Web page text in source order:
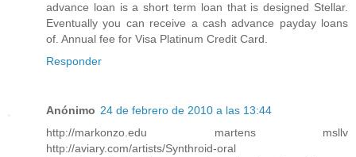
advance loan is a short term loan that is designed Stellar.
Eventually you can receive a cash advance payday loans
of. Annual fee for Visa Platinum Credit Card.
Responder
Anónimo 24 de febrero de 2010 a las 13:44
http://markonzo.edu martens msllv
http://aviary.com/artists/Synthroid-oral